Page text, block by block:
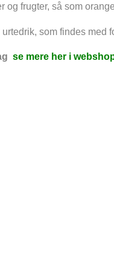
frugter, så som
som findes med
se mere her i